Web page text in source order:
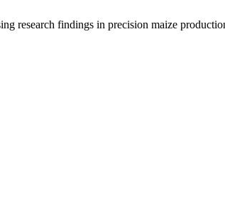
research findings in precision maize